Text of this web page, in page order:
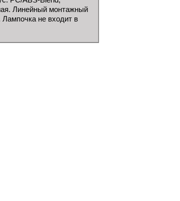
Линейный монтажный
не входит в